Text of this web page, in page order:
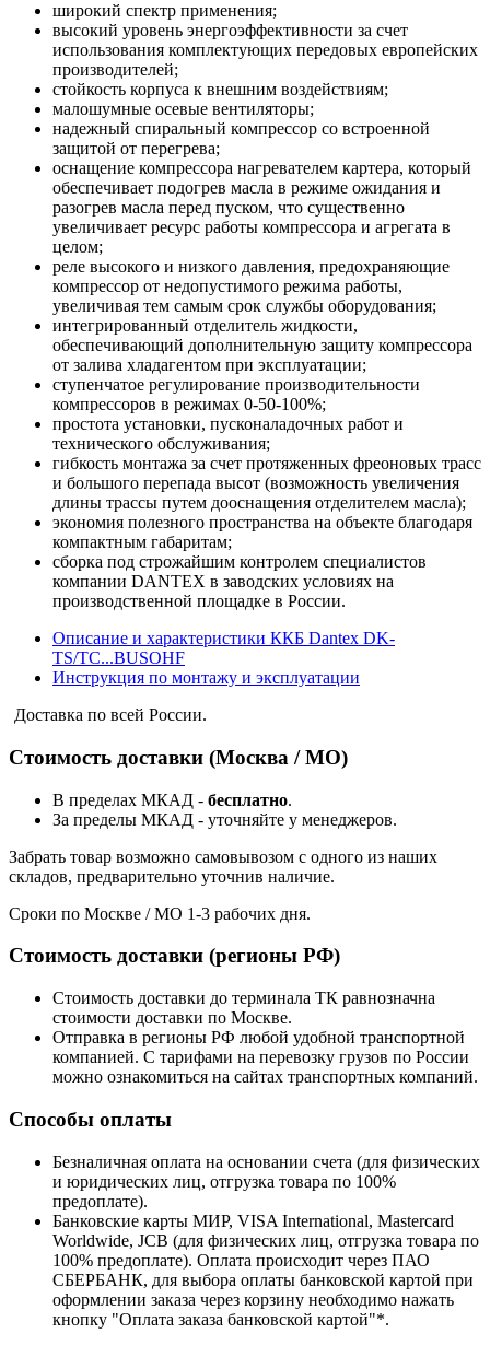
широкий спектр применения;
высокий уровень энергоэффективности за счет
использования комплектующих передовых европейских
производителей;
стойкость корпуса к внешним воздействиям;
малошумные осевые вентиляторы;
надежный спиральный компрессор со встроенной
защитой от перегрева;
оснащение компрессора нагревателем картера, который
обеспечивает подогрев масла в режиме ожидания и
разогрев масла перед пуском, что существенно
увеличивает ресурс работы компрессора и агрегата в
целом;
реле высокого и низкого давления, предохраняющие
компрессор от недопустимого режима работы,
увеличивая тем самым срок службы оборудования;
интегрированный отделитель жидкости,
обеспечивающий дополнительную защиту компрессора
от залива хладагентом при эксплуатации;
ступенчатое регулирование производительности
компрессоров в режимах 0-50-100%;
простота установки, пусконаладочных работ и
технического обслуживания;
гибкость монтажа за счет протяженных фреоновых трасс
и большого перепада высот (возможность увеличения
длины трассы путем дооснащения отделителем масла);
экономия полезного пространства на объекте благодаря
компактным габаритам;
сборка под строжайшим контролем специалистов
компании DANTEX в заводских условиях на
производственной площадке в России.
Описание и характеристики ККБ Dantex DK-
TS/TC...BUSOHF
Инструкция по монтажу и эксплуатации
Доставка по всей России.
Стоимость доставки (Москва / МО)
В пределах МКАД - бесплатно.
За пределы МКАД - уточняйте у менеджеров.
Забрать товар возможно самовывозом с одного из наших
складов, предварительно уточнив наличие.
Сроки по Москве / МО 1-3 рабочих дня.
Стоимость доставки (регионы РФ)
Стоимость доставки до терминала ТК равнозначна
стоимости доставки по Москве.
Отправка в регионы РФ любой удобной транспортной
компанией. С тарифами на перевозку грузов по России
можно ознакомиться на сайтах транспортных компаний.
Способы оплаты
Безналичная оплата на основании счета (для физических
и юридических лиц, отгрузка товара по 100%
предоплате).
Банковские карты МИР, VISA International, Mastercard
Worldwide, JCB (для физических лиц, отгрузка товара по
100% предоплате). Оплата происходит через ПАО
СБЕРБАНК, для выбора оплаты банковской картой при
оформлении заказа через корзину необходимо нажать
кнопку "Оплата заказа банковской картой"*.